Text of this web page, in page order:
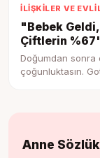
İLIŞKILER VE
"Bebek
Çiftlerin
Doğumdan sonra
çoğunluktasın.
Anne